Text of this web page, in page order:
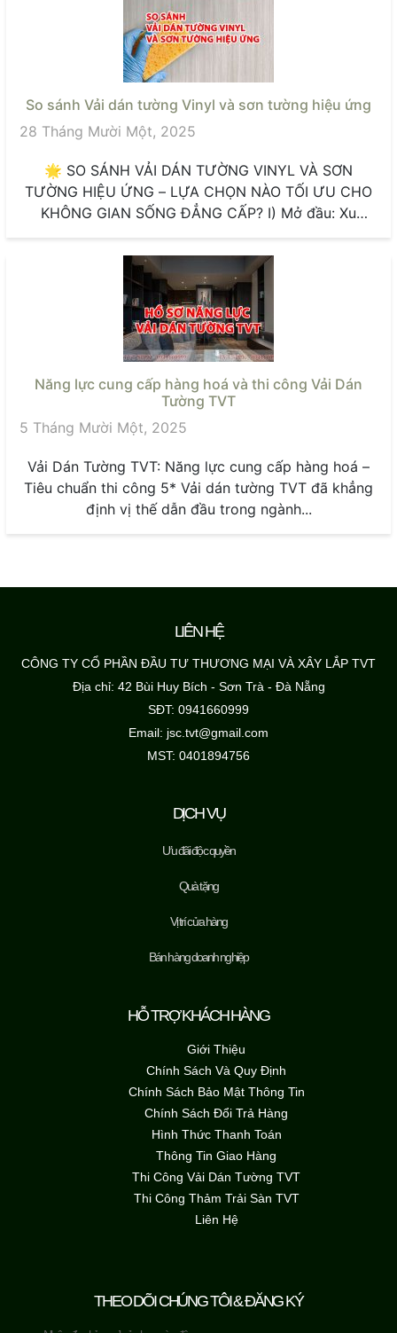
So sánh Vải dán tường Vinyl và sơn tường hiệu ứng
28 Tháng Mười Một, 2025
🌟 SO SÁNH VẢI DÁN TƯỜNG VINYL VÀ SƠN
TƯỜNG HIỆU ỨNG – LỰA CHỌN NÀO TỐI ƯU CHO
KHÔNG GIAN SỐNG ĐẲNG CẤP? I) Mở đầu: Xu
Năng lực cung cấp hàng hoá và thi công Vải Dán
Tường TVT
5 Tháng Mười Một, 2025
Vải Dán Tường TVT: Năng lực cung cấp hàng hoá –
Tiêu chuẩn thi công 5* Vải dán tường TVT đã khẳng
định vị thế dẫn đầu trong ngành...
LIÊN HỆ
CÔNG TY CỔ PHẦN ĐẦU TƯ THƯƠNG MẠI VÀ XÂY LẮP TVT
Địa chỉ: 42 Bùi Huy Bích - Sơn Trà - Đà Nẵng
SĐT: 0941660999
Email: jsc.tvt@gmail.com
MST: 0401894756
DỊCH VỤ
Ưu đãi độc quyền
Quà tặng
Vị trí cửa hàng
Bán hàng doanh nghiệp
HỖ TRỢ KHÁCH HÀNG
Giới Thiệu
Chính Sách Và Quy Định
Chính Sách Bảo Mật Thông Tin
Chính Sách Đổi Trả Hàng
Hình Thức Thanh Toán
Thông Tin Giao Hàng
Thi Công Vải Dán Tường TVT
Thi Công Thảm Trải Sàn TVT
Liên Hệ
THEO DÕI CHÚNG TÔI & ĐĂNG KÝ